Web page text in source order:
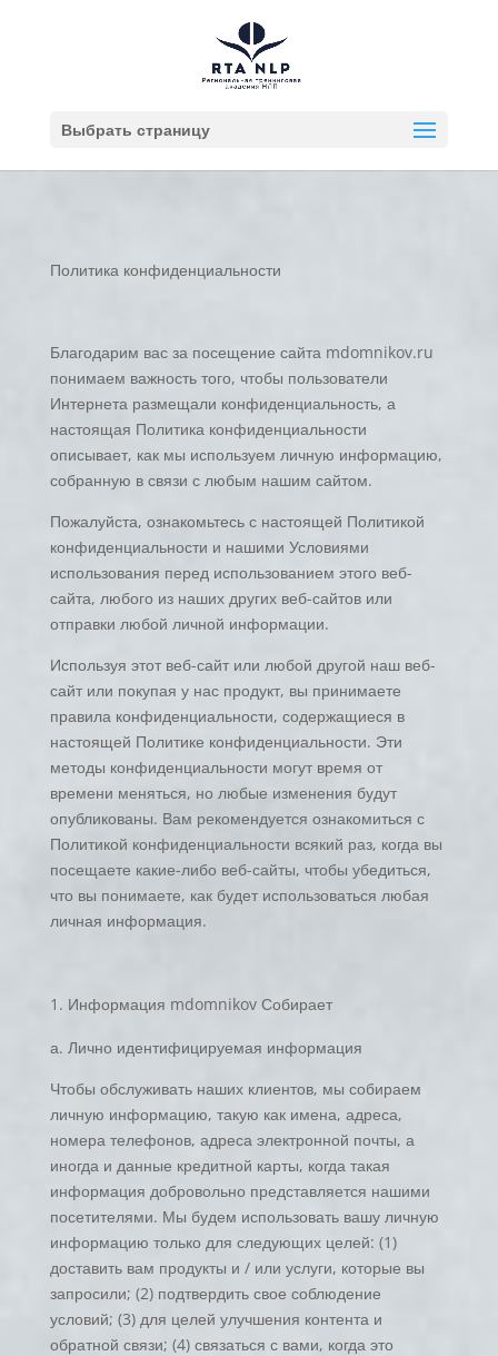
Выбрать страницу
Политика конфиденциальности
Благодарим вас за посещение сайта mdomnikov.ru
понимаем важность того, чтобы пользователи
Интернета размещали конфиденциальность, а
настоящая Политика конфиденциальности
описывает, как мы используем личную информацию,
собранную в связи с любым нашим сайтом.
Пожалуйста, ознакомьтесь с настоящей Политикой
конфиденциальности и нашими Условиями
использования перед использованием этого веб-
сайта, любого из наших других веб-сайтов или
отправки любой личной информации.
Используя этот веб-сайт или любой другой наш веб-
сайт или покупая у нас продукт, вы принимаете
правила конфиденциальности, содержащиеся в
настоящей Политике конфиденциальности. Эти
методы конфиденциальности могут время от
времени меняться, но любые изменения будут
опубликованы. Вам рекомендуется ознакомиться с
Политикой конфиденциальности всякий раз, когда вы
посещаете какие-либо веб-сайты, чтобы убедиться,
что вы понимаете, как будет использоваться любая
личная информация.
Информация mdomnikov Собирает
а. Лично идентифицируемая информация
Чтобы обслуживать наших клиентов, мы собираем
личную информацию, такую как имена, адреса,
номера телефонов, адреса электронной почты, а
иногда и данные кредитной карты, когда такая
информация добровольно представляется нашими
посетителями. Мы будем использовать вашу личную
информацию только для следующих целей: (1)
доставить вам продукты и / или услуги, которые вы
запросили; (2) подтвердить свое соблюдение
условий; (3) для целей улучшения контента и
обратной связи; (4) связаться с вами, когда это